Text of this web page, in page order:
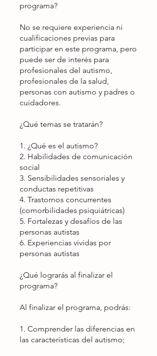
programa?
No se requiere experiencia ni
cualificaciones previas para
participar en este programa, pero
puede ser de interés para
profesionales del autismo,
profesionales de la salud,
personas con autismo y padres o
cuidadores.
¿Qué temas se tratarán?
1. ¿Qué es el autismo?
2. Habilidades de comunicación
social
3. Sensibilidades sensoriales y
conductas repetitivas
4. Trastornos concurrentes
(comorbilidades psiquiátricas)
5. Fortalezas y desafíos de las
personas autistas
6. Experiencias vividas por
personas autistas
¿Qué lograrás al finalizar el
programa?
Al finalizar el programa, podrás:
1. Comprender las diferencias en
las características del autismo;